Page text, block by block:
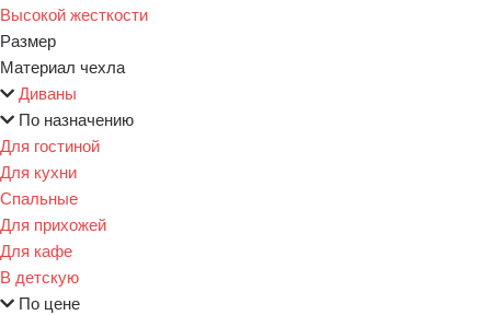
Высокой жесткости
Размер
Материал чехла
Диваны
По назначению
Для гостиной
Для кухни
Спальные
Для прихожей
Для кафе
В детскую
По цене